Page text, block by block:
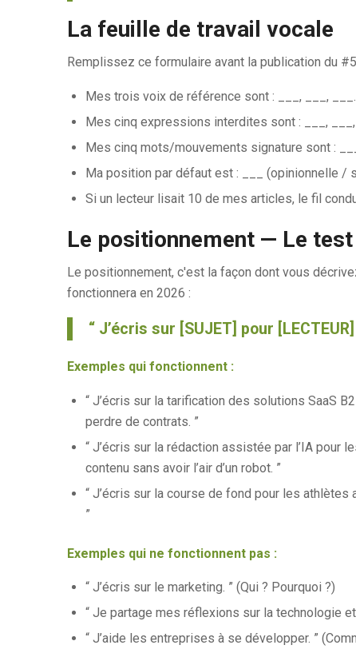
La feuille de travail vocale
Remplissez ce formulaire avant la publication du
Mes trois voix de référence sont : ___, ___, ___.
Mes cinq expressions interdites sont : ___, ___,
Mes cinq mots/mouvements signature sont :
Ma position par défaut est : ___ (opinionnelle /
Si un lecteur lisait 10 de mes articles, le fil
Le positionnement — Le test
Le positionnement, c'est la façon dont vous
fonctionnera en 2026 :
“ J’écris sur [SUJET] pour
Exemples qui fonctionnent :
“ J’écris sur la tarification des solutions SaaS
perdre de contrats. ”
“ J’écris sur la rédaction assistée par l’IA
contenu sans avoir l’air d’un robot. ”
“ J’écris sur la course de fond pour les
”
Exemples qui ne fonctionnent pas :
“ J’écris sur le marketing. ” (Qui ? Pourquoi ?)
“ Je partage mes réflexions sur la technologie
“ J’aide les entreprises à se développer. ”